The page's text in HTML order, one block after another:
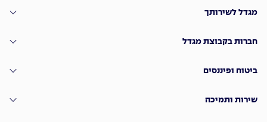
מגדל לשירותך
חברות בקבוצת מגדל
ביטוח ופיננסים
שירות ותמיכה